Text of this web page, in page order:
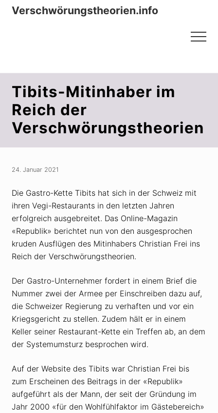
Menu
Zum
ZurVerschwörungstheorien.info
Menu
Tibits-Mitinhaber im
Reich der
Verschwörungstheorien
24. Januar 2021
Die Gastro-Kette Tibits hat sich in der Schweiz mit
ihren Vegi-Restaurants in den letzten Jahren
erfolgreich ausgebreitet. Das Online-Magazin
«Republik» berichtet nun von den ausgesprochen
kruden Ausflügen des Mitinhabers Christian Frei ins
Reich der Verschwörungstheorien.
Der Gastro-Unternehmer fordert in einem Brief die
Nummer zwei der Armee per Einschreiben dazu auf,
die Schweizer Regierung zu verhaften und vor ein
Kriegsgericht zu stellen. Zudem hält er in einem
Keller seiner Restaurant-Kette ein Treffen ab, an dem
der Systemumsturz besprochen wird.
Auf der Website des Tibits war Christian Frei bis
zum Erscheinen des Beitrags in der «Republik»
aufgeführt als der Mann, der seit der Gründung im
Jahr 2000 «für den Wohlfühl­faktor im Gästebereich»